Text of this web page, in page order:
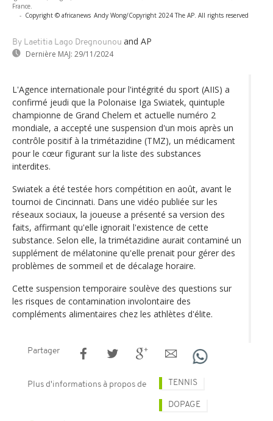
France.
- Copyright © africanews Andy Wong/Copyright 2024 The AP. All rights reserved
By Laetitia Lago Dregnounou and AP
Dernière MAJ: 29/11/2024
L'Agence internationale pour l'intégrité du sport (AIIS) a
confirmé jeudi que la Polonaise Iga Swiatek, quintuple
championne de Grand Chelem et actuelle numéro 2
mondiale, a accepté une suspension d'un mois après un
contrôle positif à la trimétazidine (TMZ), un médicament
pour le cœur figurant sur la liste des substances
interdites.
Swiatek a été testée hors compétition en août, avant le
tournoi de Cincinnati. Dans une vidéo publiée sur les
réseaux sociaux, la joueuse a présenté sa version des
faits, affirmant qu'elle ignorait l'existence de cette
substance. Selon elle, la trimétazidine aurait contaminé un
supplément de mélatonine qu'elle prenait pour gérer des
problèmes de sommeil et de décalage horaire.
Cette suspension temporaire soulève des questions sur
les risques de contamination involontaire des
compléments alimentaires chez les athlètes d'élite.
Partager
Plus d'informations à propos de TENNIS
DOPAGE